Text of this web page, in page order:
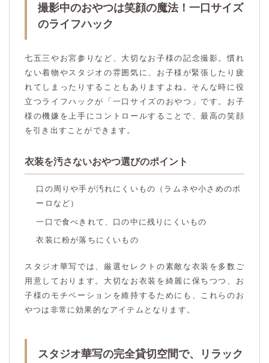
撮影中のおやつは笑顔の魔法！一口サイズ
のライフハック
七五三やお宮参りなど、大切なお子様の記念撮影。慣れ
ない着物やスタジオの雰囲気に、お子様が緊張したり疲
れてしまったりすることもありますよね。そんな時に役
立つライフハックが「一口サイズのおやつ」です。お子
様の機嫌を上手にコントロールすることで、最高の笑顔
を引き出すことができます。
衣装を汚さないおやつ選びのポイント
口の周りや手が汚れにくいもの（ラムネや小さめのボ
ーロなど）
一口で食べきれて、口の中に残りにくいもの
衣装に粉が落ちにくいもの
スタジオ華写では、厳選セレクトの素敵な衣装を多数ご
用意しております。大切なお衣装を綺麗に保ちつつ、お
子様のモチベーションを維持するためにも、これらのお
やつは非常に効果的なアイテムとなります。
スタジオ華写の完全貸切空間で、リラック